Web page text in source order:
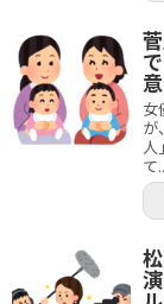
女
が
人
て